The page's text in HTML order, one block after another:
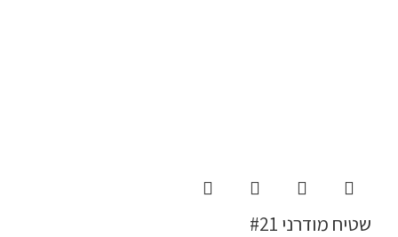
שטיח מודרני #21